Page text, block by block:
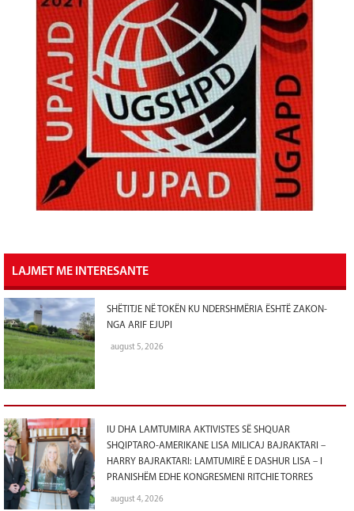
LAJMET ME INTERESANTE
SHËTITJE NË TOKËN KU NDERSHMËRIA ËSHTË ZAKON-
NGA ARIF EJUPI
august 5, 2026
IU DHA LAMTUMIRA AKTIVISTES SË SHQUAR
SHQIPTARO-AMERIKANE LISA MILICAJ BAJRAKTARI –
HARRY BAJRAKTARI: LAMTUMIRË E DASHUR LISA – I
PRANISHËM EDHE KONGRESMENI RITCHIE TORRES
august 4, 2026